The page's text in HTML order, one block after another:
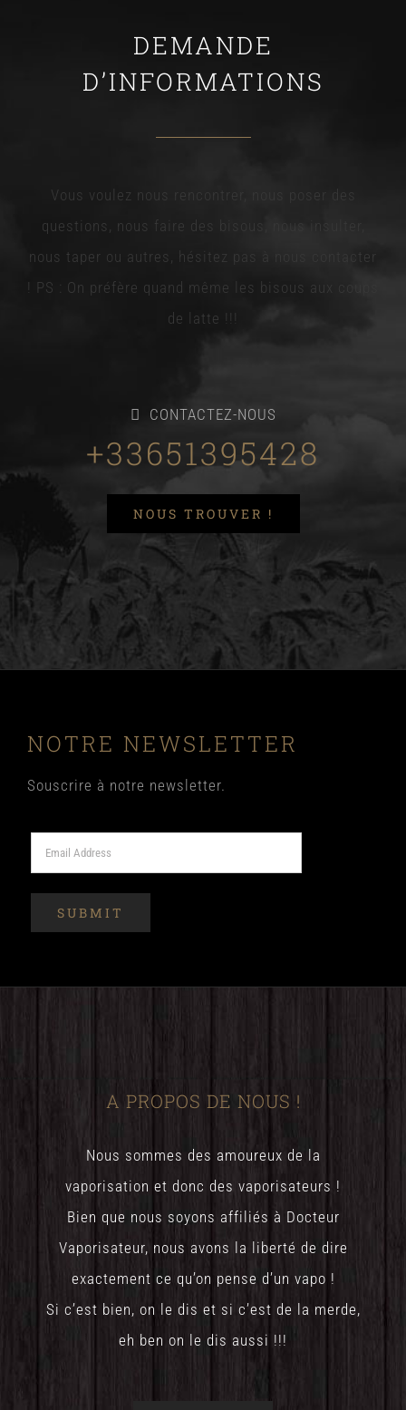
DEMANDE
D’INFORMATIONS
Vous voulez nous rencontrer, nous poser des
questions, nous faire des bisous, nous insulter,
nous taper ou autres, hésitez pas à nous contacter
! PS : On préfère quand même les bisous aux coups
de latte !!!
CONTACTEZ-NOUS
+33651395428
NOUS TROUVER !
NOTRE NEWSLETTER
Souscrire à notre newsletter.
A PROPOS DE NOUS !
Nous sommes des amoureux de la
vaporisation et donc des vaporisateurs !
Bien que nous soyons affiliés à Docteur
Vaporisateur, nous avons la liberté de dire
exactement ce qu’on pense d’un vapo !
Si c’est bien, on le dis et si c’est de la merde,
eh ben on le dis aussi !!!